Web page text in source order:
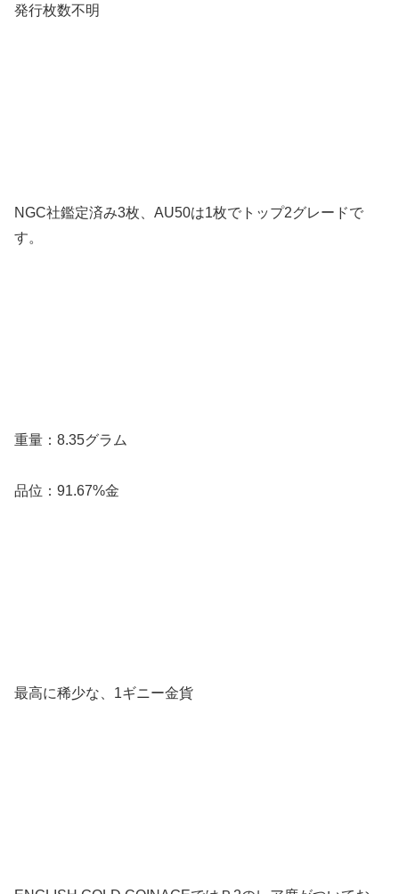
発行枚数不明
NGC社鑑定済み3枚、AU50は1枚でトップ2グレードで
す。
重量：8.35グラム
品位：91.67%金
最高に稀少な、1ギニー金貨